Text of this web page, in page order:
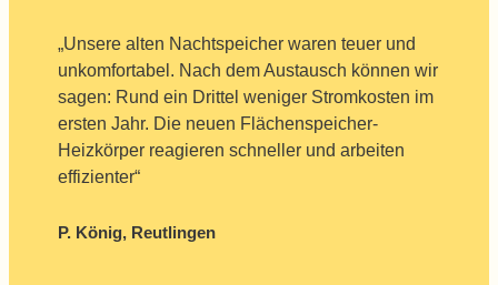
„Unsere alten Nachtspeicher waren teuer und
unkomfortabel. Nach dem Austausch können wir
sagen: Rund ein Drittel weniger Stromkosten im
ersten Jahr. Die neuen Flächenspeicher-
Heizkörper reagieren schneller und arbeiten
effizienter“
P. König, Reutlingen